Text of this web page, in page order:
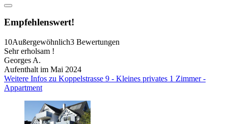
Empfehlenswert!
10Außergewöhnlich3 Bewertungen
Sehr erholsam !
Georges A.
Aufenthalt im Mai 2024
Weitere Infos zu Koppelstrasse 9 - Kleines privates 1 Zimmer -
Appartment